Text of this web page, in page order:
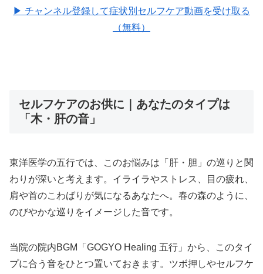
▶ チャンネル登録して症状別セルフケア動画を受け取る
（無料）
セルフケアのお供に｜あなたのタイプは
「木・肝の音」
東洋医学の五行では、このお悩みは「肝・胆」の巡りと関
わりが深いと考えます。イライラやストレス、目の疲れ、
肩や首のこわばりが気になるあなたへ。春の森のように、
のびやかな巡りをイメージした音です。
当院の院内BGM「GOGYO Healing 五行」から、このタイ
プに合う音をひとつ置いておきます。ツボ押しやセルフケ